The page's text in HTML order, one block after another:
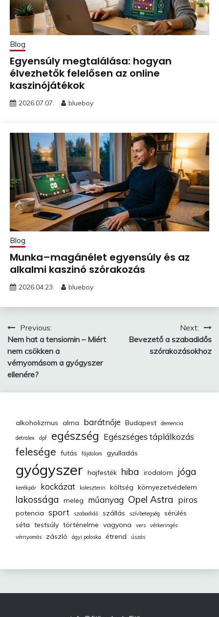
Blog
Egyensúly megtalálása: hogyan
élvezhetők felelősen az online
kaszinójátékok
2026.07.07. blueboy
Blog
Munka–magánélet egyensúly és az
alkalmi kaszinó szórakozás
2026.04.23. blueboy
Bejegyzés
navigáció
Previous:
Nem hat a tensiomin – Miért
nem csökken a
vérnyomásom a gyógyszer
ellenére?
Next:
Bevezető a szabadidős
szórakozásokhoz
alkoholizmus alma barátnője Budapest demencia
detralex dpf egészség Egészséges táplálkozás
felesége futás fájdalom gyulladás
gyógyszer hajfesték hiba irodalom jóga
kerékpár kockázat koleszterin költség környezetvédelem
lakossága meleg műanyag Opel Astra piros
potencia sport szabadidő szállás szívbetegség
sérülés
séta testsúly történelme vagyona vers
vérkeringés
vérnyomás
zászló ágyi poloska étrend úszás